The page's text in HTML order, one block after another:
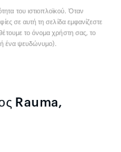
του ιστιοπλοϊκού. Όταν
σε αυτή τη σελίδα εμφανίζεστε
το όνομα χρήστη σας, το
ή ένα ψευδώνυμο).
Rauma,